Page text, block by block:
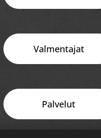
Valmentajat
Palvelut